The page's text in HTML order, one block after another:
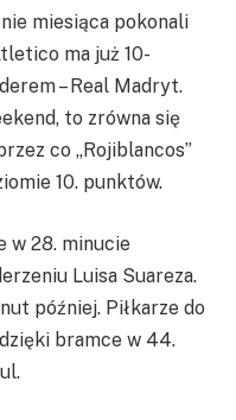
miesiąca pokonali
ma już 10-
– Real Madryt.
to zrówna się
co „Rojiblancos”
10. punktów.
w 28. minucie
Luisa Suareza.
później. Piłkarze do
bramce w 44.